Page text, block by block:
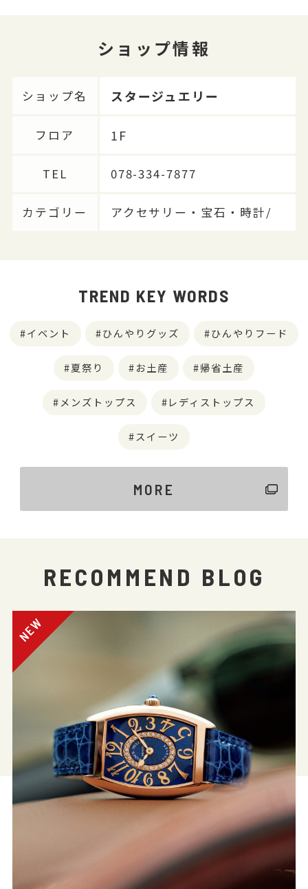
ショップ情報
ショップ名 スタージュエリー
フロア 1F
TEL 078-334-7877
カテゴリー アクセサリー・宝石・時計/
TREND KEY WORDS
イベント ひんやりグッズ ひんやりフード
夏祭り お土産 帰省土産
メンズトップス レディストップス
スイーツ
MORE
RECOMMEND BLOG